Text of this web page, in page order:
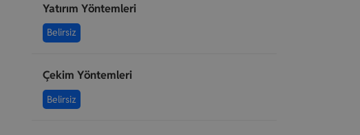
Yatırım Yöntemleri
Belirsiz
Çekim Yöntemleri
Belirsiz